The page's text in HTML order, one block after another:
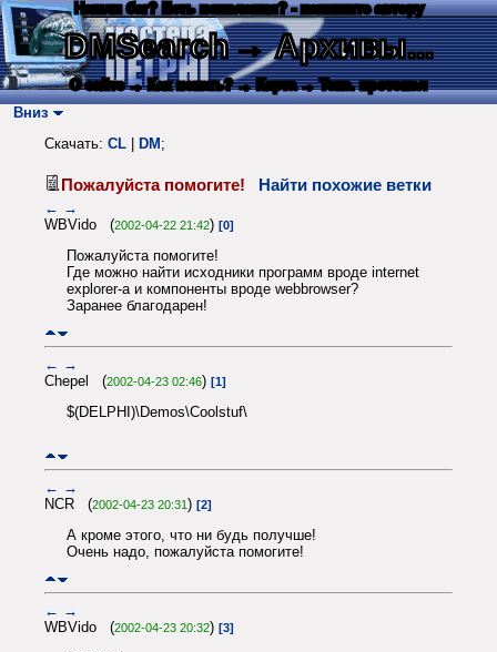
Нашли баг? Есть пожелания? - напишите автору
DMSearch→ Архивы...
О сайте → Как искать? → Карта → Текс. протокол
Вниз
Скачать: CL DM ;
Пожалуйста помогите! Найти похожие ветки
← →
WBVido (2002-04-22 21:42) [0]
Пожалуйста помогите!
Где можно найти исходники программ вроде internet
explorer-а и компоненты вроде webbrowser?
Заранее благодарен!
← →
Chepel (2002-04-23 02:46) [1]
$(DELPHI)\Demos\Coolstuf\
← →
NCR (2002-04-23 20:31) [2]
А кроме этого, что ни будь получше!
Очень надо, пожалуйста помогите!
← →
WBVido (2002-04-23 20:32) [3]